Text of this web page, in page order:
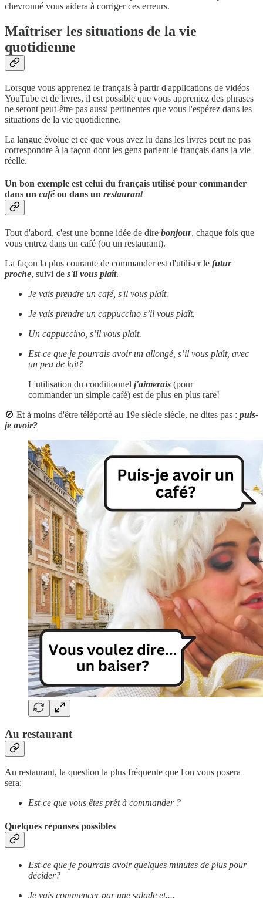
chevronné vous aidera à corriger ces erreurs.
Maîtriser les situations de la vie
quotidienne
Lorsque vous apprenez le français à partir d'applications de vidéos
YouTube et de livres, il est possible que vous appreniez des phrases
ne seront peut-être pas aussi pertinentes que vous l'espérez dans les
situations de la vie quotidienne.
La langue évolue et ce que vous avez lu dans les livres peut ne pas
correspondre à la façon dont les gens parlent le français dans la vie
réelle.
Un bon exemple est celui du français utilisé pour commander
dans un caféou dans un restaurant
Tout d'abord, c'est une bonne idée de dire bonjour, chaque fois que
vous entrez dans un café (ou un restaurant).
La façon la plus courante de commander est d'utiliser le futur
proche, suivi de s'il vous plaît.
Je vais prendre un café, s'il vous plaît.
Je vais prendre un cappuccino s’il vous plaît.
Un cappuccino, s’il vous plaît.
Est-ce que je pourrais avoir un allongé, s’il vous plaît, avec
un peu de lait?
L'utilisation du conditionnel j'aimerais (pour
commander un simple café) est de plus en plus rare!
🚫 Et à moins d'être téléporté au 19e siècle siècle, ne dites pas : puis-
je avoir?
Au restaurant
Au restaurant, la question la plus fréquente que l'on vous posera
sera:
Est-ce que vous êtes prêt à commander ?
Quelques réponses possibles
Est-ce que je pourrais avoir quelques minutes de plus pour
décider?
Je vais commencer par une salade et....